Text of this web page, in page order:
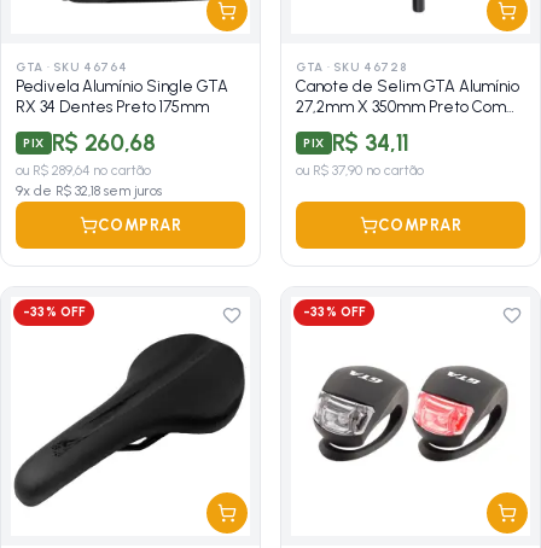
GTA · SKU 46764
Pedivela Alumínio Single GTA
RX 34 Dentes Preto 175mm
PIX R$ 260,68
ou R$ 289,64 no cartão
9x de R$ 32,18 sem juros
COMPRAR
GTA · SKU 46728
Canote de Selim GTA Alumínio
27,2mm X 350mm Preto Com
Carrinho
PIX R$ 34,11
ou R$ 37,90 no cartão
COMPRAR
-33% OFF -33% OFF